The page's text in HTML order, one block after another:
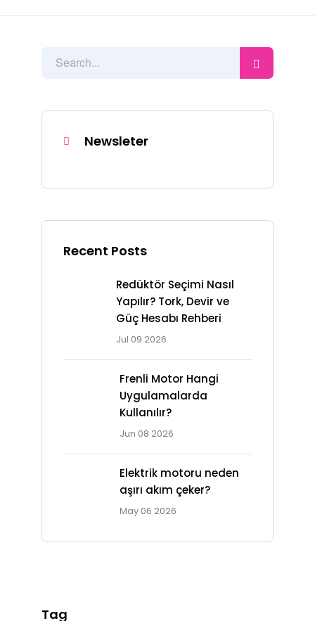
Newsleter
Recent Posts
Redüktör Seçimi Nasıl
Yapılır? Tork, Devir ve
Güç Hesabı Rehberi
Jul 09 2026
Frenli Motor Hangi
Uygulamalarda
Kullanılır?
Jun 08 2026
Elektrik motoru neden
aşırı akım çeker?
May 06 2026
Tag